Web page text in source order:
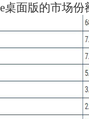
桌面版的市场